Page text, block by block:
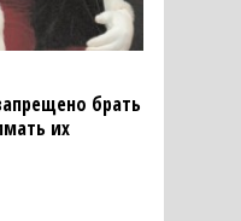
брать
их